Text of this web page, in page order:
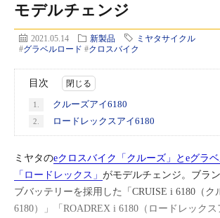
モデルチェンジ
2021.05.14 新製品 ミヤタサイクル
#グラベルロード #クロスバイク
目次
1. クルーズアイ6180
2. ロードレックスアイ6180
ミヤタのeクロスバイク「クルーズ」とeグラ
「ロードレックス」 がモデルチェンジ。ブラ
ブバッテリーを採用した「CRUISE i 6180（ク
6180）」「ROADREX i 6180（ロードレックス